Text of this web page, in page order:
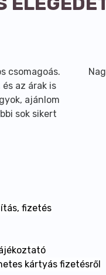
csomagoás.
az árak is
ajánlom
sok sikert
fizetés
kártyás fizetésről